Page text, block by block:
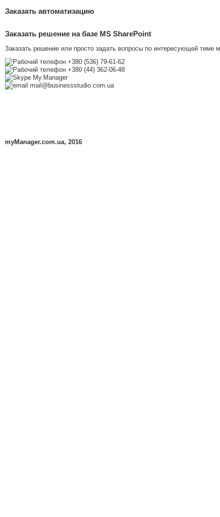
Заказать автоматизацию
Заказать решение на базе MS SharePoint
Заказать решение или просто задать вопросы по интересующей теме
+380 (536) 79-61-62
+380 (44) 362-06-48
My.Manager
mail@businessstudio.com.ua
myManager.com.ua, 2016